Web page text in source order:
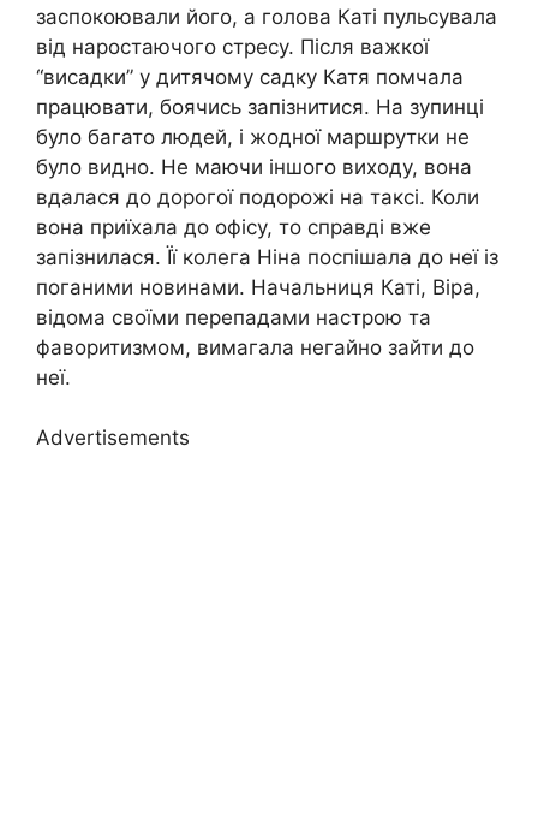
заспокоювали його, а голова Каті пульсувала
від наростаючого стресу. Після важкої
“висадки” у дитячому садку Катя помчала
працювати, боячись запізнитися. На зупинці
було багато людей, і жодної маршрутки не
було видно. Не маючи іншого виходу, вона
вдалася до дорогої подорожі на таксі. Коли
вона приїхала до офісу, то справді вже
запізнилася. Її колега Ніна поспішала до неї із
поганими новинами. Начальниця Каті, Віра,
відома своїми перепадами настрою та
фаворитизмом, вимагала негайно зайти до
неї.
Advertisements